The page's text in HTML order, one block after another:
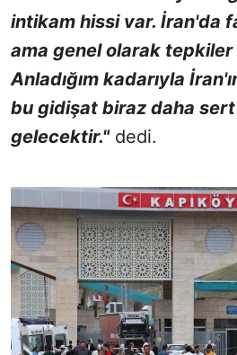
intikam hissi var. İran'da
ama genel olarak tepkiler
Anladığım kadarıyla
bu gidişat biraz daha
gelecektir."dedi.